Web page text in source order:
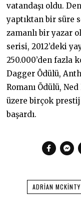
vatandaşı oldu.
yaptıktan bir süre
zamanlı bir yazar
serisi, 2012’deki
250.000’den fazla
Dagger Ödülü,
Romanı Ödülü,
üzere birçok
başardı.
ADRIAN MCKINTY